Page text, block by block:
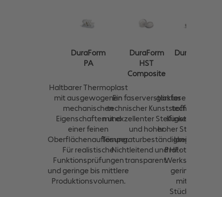
DuraForm
PA
Haltbarer Thermoplast
mit ausgewogenen
mechanischen
Eigenschaften und
einer feinen
Oberflächenauflösung.
Für realistische
Funktionsprüfungen
und geringe bis mittlere
Produktionsvolumen.
DuraForm
HST
Composite
Ein faserverstärkter
technischer Kunststoff
mit exzellenter Steifigkeit
und hoher
Temperaturbeständigkeit.
Nichtleitend und HF-
transparent.
DuraForm
technischer
Kunststoff mit
hoher Steifigkeit
langlebige
Prototypen und
Werkstücke mit
geringen bis
mittleren
Stückzahlen.